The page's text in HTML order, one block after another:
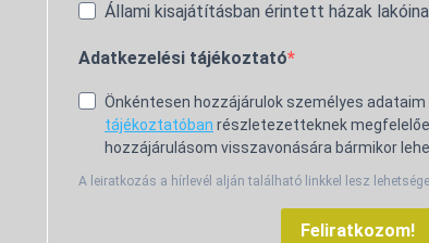
Állami kisajátításban érintett házak
Adatkezelési tájékoztató
Önkéntesen hozzájárulok személyes
tájékoztatóban részletezetteknek
hozzájárulásom visszavonására bármikor
A leiratkozás a hírlevél alján található linkkel lesz
Feliratkozom!